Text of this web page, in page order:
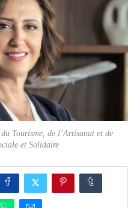
Tourisme, de l’Artisanat et de
et Solidaire